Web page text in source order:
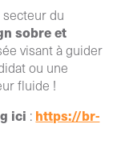
du
sobre et
visant à guider
ou une
fluide !
ici : https://br-